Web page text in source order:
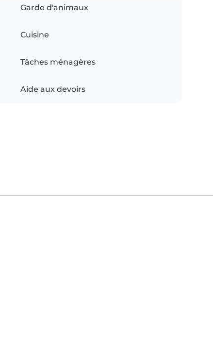
Garde d'animaux
Cuisine
Tâches ménagères
Aide aux devoirs